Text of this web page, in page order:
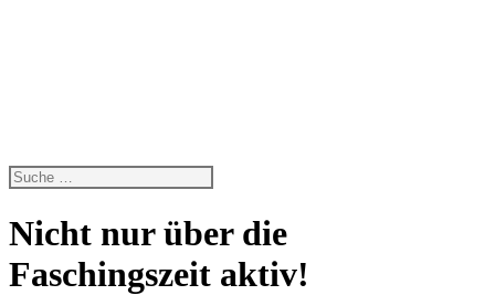
Nicht nur über die
Faschingszeit aktiv!